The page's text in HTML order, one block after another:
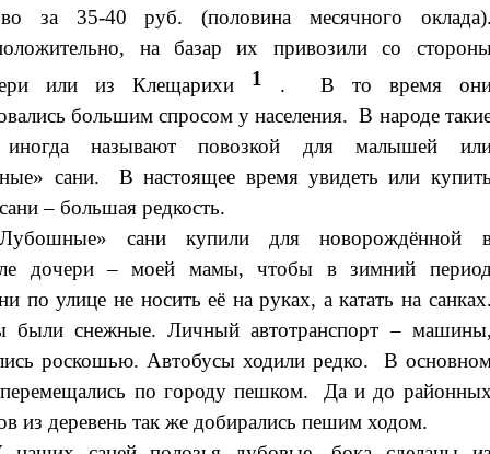
за 35-40 руб. (половина месячного
на базар их привозили со
или из Клещарихи 1 . В то время
большим спросом у населения. В народе
иногда называют повозкой для малышей
сани. В настоящее время увидеть или
– большая редкость.
сани купили для новорождённой
дочери – моей мамы, чтобы в зимний
по улице не носить её на руках, а катать на
снежные. Личный автотранспорт –
роскошью. Автобусы ходили редко. В
по городу пешком. Да и до
из деревень так же добирались пешим ходом.